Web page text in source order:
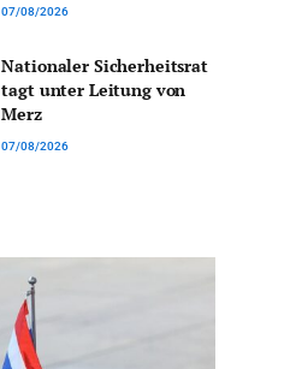
07/08/2026
Nationaler Sicherheitsrat
tagt unter Leitung von
Merz
07/08/2026